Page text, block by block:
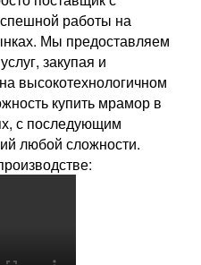
работы на
Мы предоставляем
закупая и
высокотехнологичном
купить мрамор в
с последующим
любой сложности.